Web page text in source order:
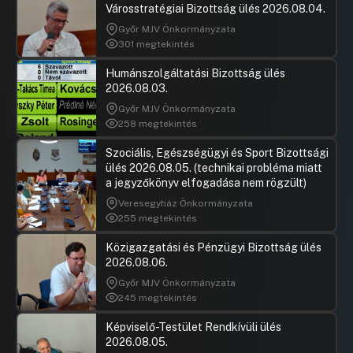
megkötésére a Fővárosi Diákközgyűléssel
UGRÁS A NAPIREND ELEJÉRE
24.Javaslat a 2026. évi közgyűlési munkaterv
elfogadására
UGRÁS A NAPIREND ELEJÉRE
25.Javaslat Budapest 2025. évi
környezeti állapotértékelésének
elfogadására
HozzászólásokUgrás a napirendi pontra
Gál
26.Budapest Főváros Önkormányzata
2025. évi éves ellenőrzési tervének 1.
számú módosítása és 2026. évi éves
ellenőrzési terve
HozzászólásokUgrás a napirendi pontra
27.Javaslat a 1071 Budapest, Damjanich utca 16.
fsz./3. szám alatti ingatlan kedvezményes
bérbeadásához kapcsolódó közérdekű és
közfeladatellátási
UGRÁS A NAPIREND ELEJÉRE
Városstratégiai Bizottság ülés 2026.08.04.
Győr MJV Önkormányzata
301 megtekintés
Humánszolgáltatási Bizottság ülés
2026.08.03.
Győr MJV Önkormányzata
258 megtekintés
Szociális, Egészségügyi és Sport Bizottsági
ülés 2026.08.05. (technikai probléma miatt
a jegyzőkönyv elfogadása nem rögzült)
Veresegyház Önkormányzata
255 megtekintés
Közigazgatási és Pénzügyi Bizottság ülés
2026.08.06.
Győr MJV Önkormányzata
245 megtekintés
Képviselő-Testület Rendkívüli ülés
2026.08.05.